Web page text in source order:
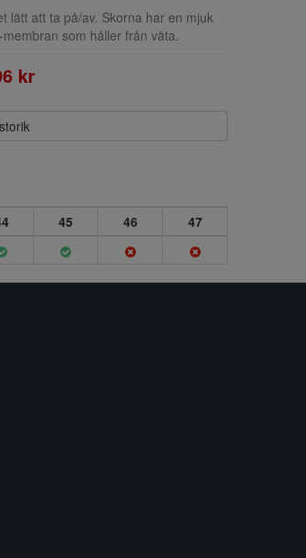
lätt att ta på/av. Skorna har en mjuk
som håller från väta.
kr
45 46
47